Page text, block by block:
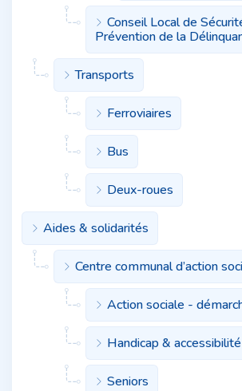
Conseil Local de
Prévention de la
Transports
Ferroviaires
Bus
Deux-roues
Aides & solidarités
Centre communal d’action
Action sociale -
Handicap & accessibilité
Seniors